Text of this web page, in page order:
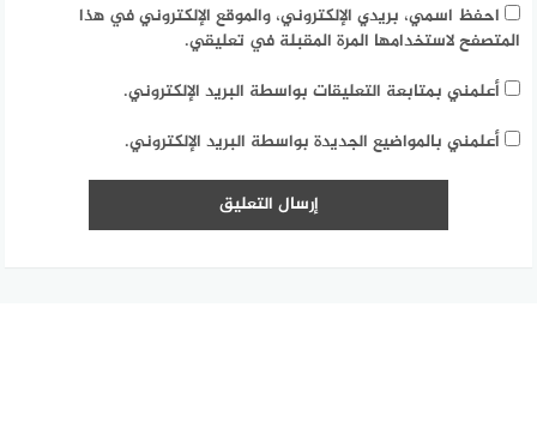
احفظ اسمي، بريدي الإلكتروني، والموقع الإلكتروني في هذا
المتصفح لاستخدامها المرة المقبلة في تعليقي.
أعلمني بمتابعة التعليقات بواسطة البريد الإلكتروني.
أعلمني بالمواضيع الجديدة بواسطة البريد الإلكتروني.